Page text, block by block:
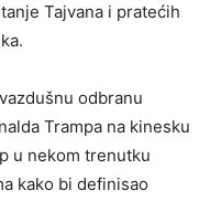
Tajvana i pratećih
odbranu
Trampa na kinesku
u nekom trenutku
kako bi definisao